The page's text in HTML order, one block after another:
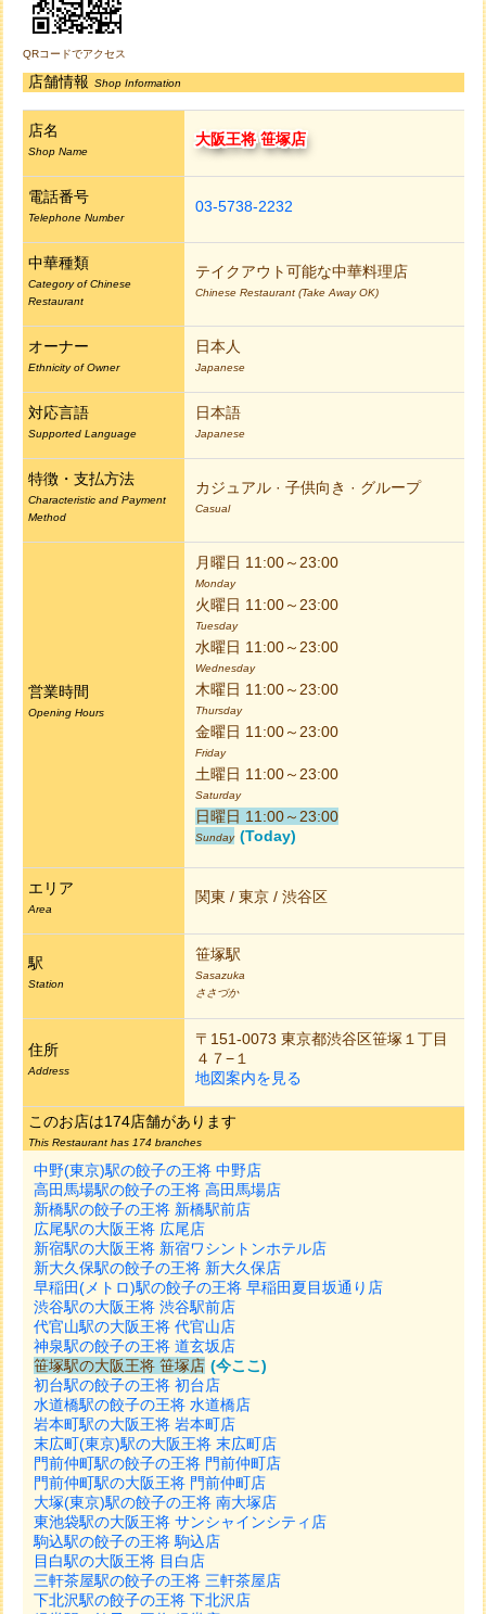
QRコードでアクセス
店舗情報 Shop Information
店名
Shop Name
大阪王将 笹塚店
電話番号
Telephone Number
03-5738-2232
中華種類
Category of Chinese
Restaurant
テイクアウト可能な中華料理店
Chinese Restaurant (Take Away OK)
オーナー
Ethnicity of Owner
日本人
Japanese
対応言語
Supported Language
日本語
Japanese
特徴・支払方法
Characteristic and Payment
Method
カジュアル · 子供向き · グループ
Casual
営業時間
Opening Hours
月曜日 11:00～23:00
Monday
火曜日 11:00～23:00
Tuesday
水曜日 11:00～23:00
Wednesday
木曜日 11:00～23:00
Thursday
金曜日 11:00～23:00
Friday
土曜日 11:00～23:00
Saturday
日曜日 11:00～23:00
Sunday (Today)
エリア
Area
関東 / 東京 / 渋谷区
駅
Station
笹塚駅
Sasazuka
ささづか
住所
Address
〒151-0073 東京都渋谷区笹塚１丁目
４７−１
地図案内を見る
このお店は174店舗があります
This Restaurant has 174 branches
中野(東京)駅の餃子の王将 中野店
高田馬場駅の餃子の王将 高田馬場店
新橋駅の餃子の王将 新橋駅前店
広尾駅の大阪王将 広尾店
新宿駅の大阪王将 新宿ワシントンホテル店
新大久保駅の餃子の王将 新大久保店
早稲田(メトロ)駅の餃子の王将 早稲田夏目坂通り店
渋谷駅の大阪王将 渋谷駅前店
代官山駅の大阪王将 代官山店
神泉駅の餃子の王将 道玄坂店
笹塚駅の大阪王将 笹塚店 (今ここ)
初台駅の餃子の王将 初台店
水道橋駅の餃子の王将 水道橋店
岩本町駅の大阪王将 岩本町店
末広町(東京)駅の大阪王将 末広町店
門前仲町駅の餃子の王将 門前仲町店
門前仲町駅の大阪王将 門前仲町店
大塚(東京)駅の餃子の王将 南大塚店
東池袋駅の大阪王将 サンシャインシティ店
駒込駅の餃子の王将 駒込店
目白駅の大阪王将 目白店
三軒茶屋駅の餃子の王将 三軒茶屋店
下北沢駅の餃子の王将 下北沢店